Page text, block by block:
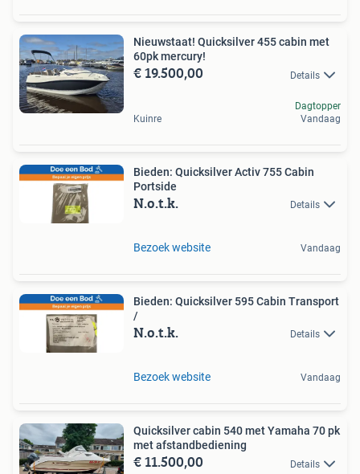
Nieuwstaat! Quicksilver 455 cabin met
60pk mercury!
€ 19.500,00 Details
Kuinre
Dagtopper
Vandaag
Bieden: Quicksilver Activ 755 Cabin
Portside
N.o.t.k. Details
Bezoek website Vandaag
Bieden: Quicksilver 595 Cabin Transport
/
N.o.t.k. Details
Bezoek website Vandaag
Quicksilver cabin 540 met Yamaha 70 pk
met afstandbediening
€ 11.500,00 Details